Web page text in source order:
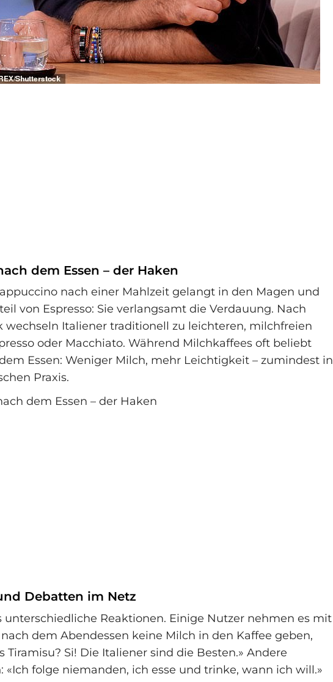
dem Essen – der Haken
nach einer Mahlzeit gelangt in den Magen und
von Espresso: Sie verlangsamt die Verdauung. Nach
wechseln Italiener traditionell zu leichteren, milchfreien
oder Macchiato. Während Milchkaffees oft beliebt
Essen: Weniger Milch, mehr Leichtigkeit – zumindest in
Praxis.
Debatten im Netz
unterschiedliche Reaktionen. Einige Nutzer nehmen es mit
dem Abendessen keine Milch in den Kaffee geben,
Tiramisu? Si! Die Italiener sind die Besten.» Andere
«Ich folge niemanden, ich esse und trinke, wann ich will.»